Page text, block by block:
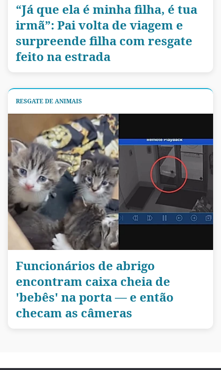
“Já que ela é minha filha, é tua
irmã”: Pai volta de viagem e
surpreende filha com resgate
feito na estrada
RESGATE DE ANIMAIS
Funcionários de abrigo
encontram caixa cheia de
'bebês' na porta — e então
checam as câmeras